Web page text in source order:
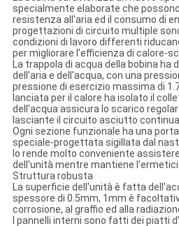
specialmente elaborate che
resistenza all'aria ed il consumo di
progettazioni di circuito multiple
condizioni di lavoro differenti
per migliorare l'efficienza di calore-
La trappola di acqua della bobina ha
dell'aria e dell'acqua, con una
pressione di esercizio massima di
lanciata per il calore ha isolato il
dell'acqua assicura lo scarico
lasciante il circuito asciutto
Ogni sezione funzionale ha una
speciale-progettata sigillata dal
lo rende molto conveniente
dell'unità mentre mantiene
Struttura robusta
La superficie dell'unità è fatta
spessore di 0.5mm, 1mm è
corrosione, al graffio ed alla
I pannelli interni sono fatti dei piatti